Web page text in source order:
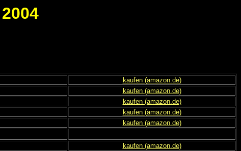
kaufen (amazon.de)
kaufen (amazon.de)
kaufen (amazon.de)
kaufen (amazon.de)
kaufen (amazon.de)
kaufen (amazon.de)